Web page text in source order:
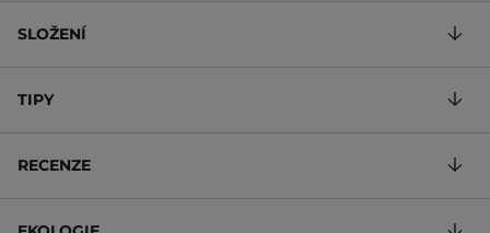
SLOŽENÍ
TIPY
RECENZE